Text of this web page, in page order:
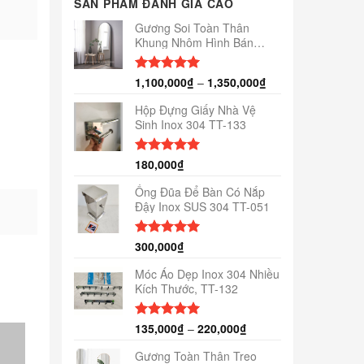
SẢN PHẨM ĐÁNH GIÁ CAO
Gương Soi Toàn Thân
Khung Nhôm Hình Bán
Nguyệt TT-155
Được xếp
5 sao
1,100,000₫ – 1,350,000₫
Hộp Đựng Giấy Nhà Vệ
Sinh Inox 304 TT-133
Được xếp
5 sao
180,000₫
Ống Đũa Để Bàn Có Nắp
Đậy Inox SUS 304 TT-051
Được xếp
5 sao
300,000₫
Móc Áo Dẹp Inox 304 Nhiều
Kích Thước, TT-132
Được xếp
5 sao
135,000₫ – 220,000₫
Gương Toàn Thân Treo